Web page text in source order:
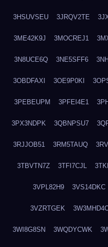
3HSUVSEU 3JRQV2TE
3ME42K9J 3MOCREJ1
3N8UCE6Q 3NE5SFF6
3OBDFAXI 3OE9P0KI
3PEBEUPM 3PFEI4E1
3PX3NDPK 3QBNPSU7
3RJJOB51 3RM5TAUQ
3TBVTN7Z 3TFI7CJL
3VPL82H9 3VS14DKC
3VZRTGEK
3WI8G8SN 3WQDYCWK